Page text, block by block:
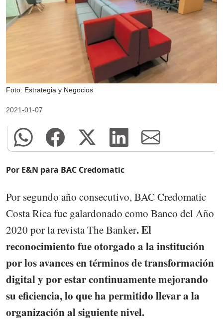
Foto: Estrategia y Negocios
2021-01-07
Por E&N para BAC Credomatic
Por segundo año consecutivo, BAC Credomatic
Costa Rica fue galardonado como Banco del Año
2020 por la revista The Banker. El
reconocimiento fue otorgado a la institución
por los avances en términos de transformación
digital y por estar continuamente mejorando
su eficiencia, lo que ha permitido llevar a la
organización al siguiente nivel.